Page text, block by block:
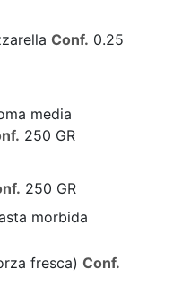
Conf. 0.25
media
250 GR
250 GR
morbida
fresca) Conf.